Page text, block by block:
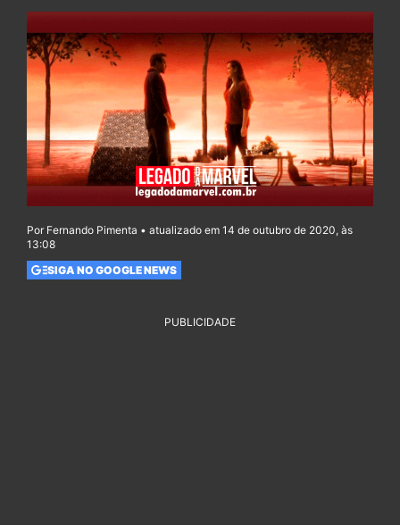
Por Fernando Pimenta • atualizado em 14 de outubro de 2020, às
13:08
SIGA NO GOOGLE NEWS
PUBLICIDADE